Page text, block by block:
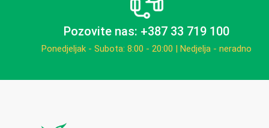
Pozovite nas: +387 33 719 100
Ponedjeljak - Subota: 8:00 - 20:00 | Nedjelja - neradno